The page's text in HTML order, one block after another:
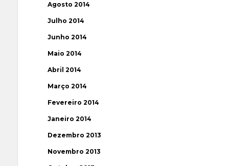
Agosto 2014
Julho 2014
Junho 2014
Maio 2014
Abril 2014
Março 2014
Fevereiro 2014
Janeiro 2014
Dezembro 2013
Novembro 2013